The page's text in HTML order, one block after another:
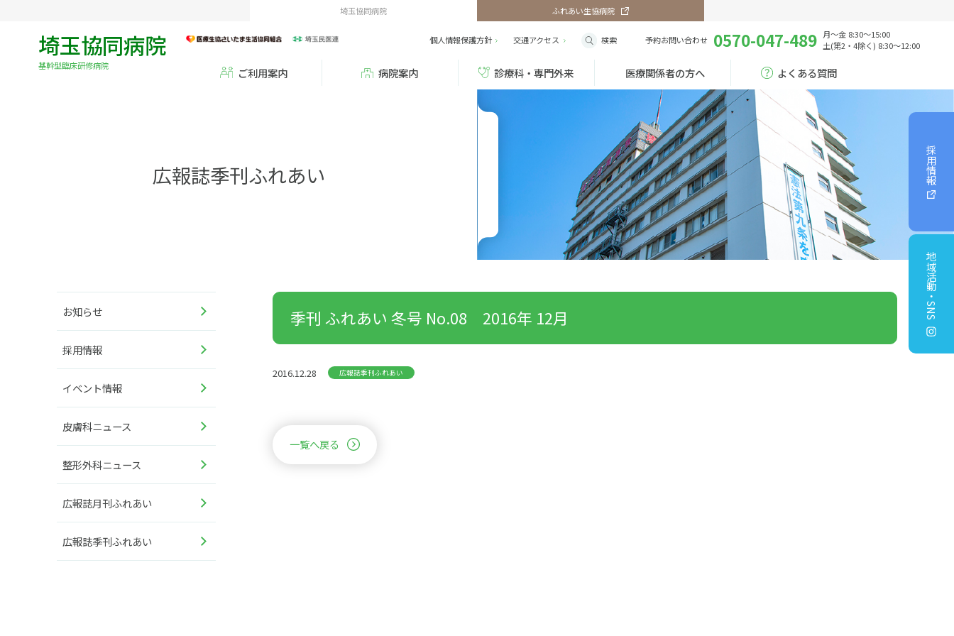
埼玉協同病院 ふれあい生協病院
埼玉協同病院
基幹型臨床研修病院
個人情報保護方針 交通アクセス 検索 予約お問い合わせ 0570-047-489 月～金 8:30～15:00
土(第2・4除く) 8:30～12:00
ご利用案内 病院案内 診療科・専門外来 医療関係者の方へ よくある質問
採用情報
地域活動・SNS
広報誌季刊ふれあい
お知らせ
採用情報
イベント情報
皮膚科ニュース
整形外科ニュース
広報誌月刊ふれあい
広報誌季刊ふれあい
季刊 ふれあい 冬号 No.08 2016年 12月
2016.12.28 広報誌季刊ふれあい
一覧へ戻る